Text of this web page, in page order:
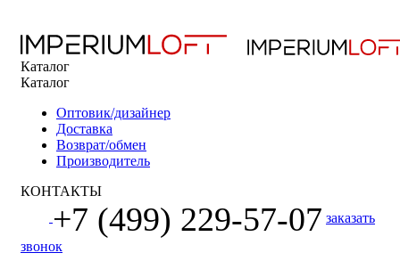
Каталог
Каталог
Оптовик/дизайнер
Доставка
Возврат/обмен
Производитель
КОНТАКТЫ
+7 (499) 229-57-07 заказать
звонок